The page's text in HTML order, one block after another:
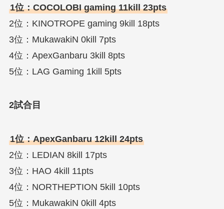
1位：COCOLOBI gaming 11kill 23pts
2位：KINOTROPE gaming 9kill 18pts
3位：MukawakiN 0kill 7pts
4位：ApexGanbaru 3kill 8pts
5位：LAG Gaming 1kill 5pts
2試合目
1位：ApexGanbaru 12kill 24pts
2位：LEDIAN 8kill 17pts
3位：HAO 4kill 11pts
4位：NORTHEPTION 5kill 10pts
5位：MukawakiN 0kill 4pts